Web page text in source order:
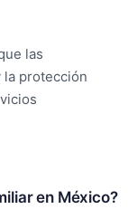
las
la protección
en México?